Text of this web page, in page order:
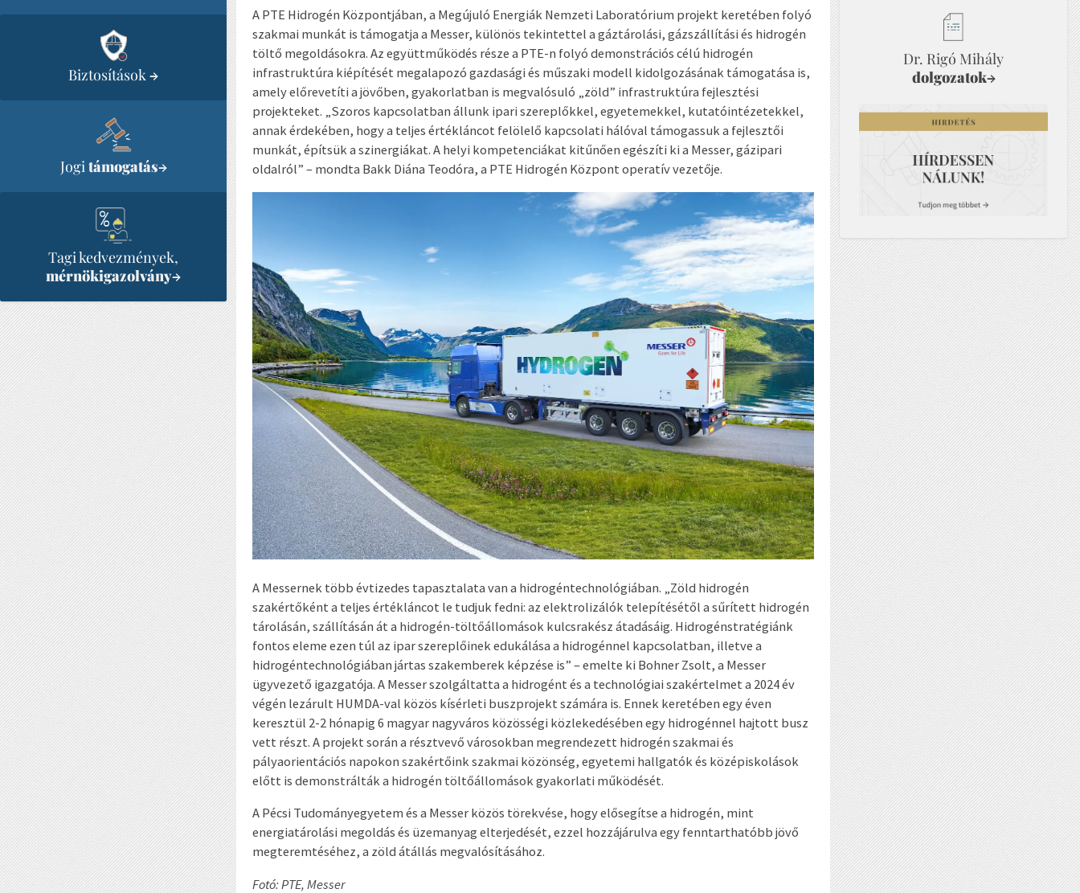
Biztosítások→
Jogi támogatás→
Tagi kedvezmények,
mérnökigazolvány→
A PTE Hidrogén Központjában, a Megújuló Energiák Nemzeti Laboratórium projekt keretében folyó
szakmai munkát is támogatja a Messer, különös tekintettel a gáztárolási, gázszállítási és hidrogén
töltő megoldásokra. Az együttműködés része a PTE-n folyó demonstrációs célú hidrogén
infrastruktúra kiépítését megalapozó gazdasági és műszaki modell kidolgozásának támogatása is,
amely előrevetíti a jövőben, gyakorlatban is megvalósuló „zöld” infrastruktúra fejlesztési
projekteket. „Szoros kapcsolatban állunk ipari szereplőkkel, egyetemekkel, kutatóintézetekkel,
annak érdekében, hogy a teljes értékláncot felölelő kapcsolati hálóval támogassuk a fejlesztői
munkát, építsük a szinergiákat. A helyi kompetenciákat kitűnően egészíti ki a Messer, gázipari
oldalról” – mondta Bakk Diána Teodóra, a PTE Hidrogén Központ operatív vezetője.
A Messernek több évtizedes tapasztalata van a hidrogéntechnológiában. „Zöld hidrogén
szakértőként a teljes értékláncot le tudjuk fedni: az elektrolizálók telepítésétől a sűrített hidrogén
tárolásán, szállításán át a hidrogén-töltőállomások kulcsrakész átadásáig. Hidrogénstratégiánk
fontos eleme ezen túl az ipar szereplőinek edukálása a hidrogénnel kapcsolatban, illetve a
hidrogéntechnológiában jártas szakemberek képzése is” – emelte ki Bohner Zsolt, a Messer
ügyvezető igazgatója. A Messer szolgáltatta a hidrogént és a technológiai szakértelmet a 2024 év
végén lezárult HUMDA-val közös kísérleti buszprojekt számára is. Ennek keretében egy éven
keresztül 2-2 hónapig 6 magyar nagyváros közösségi közlekedésében egy hidrogénnel hajtott busz
vett részt. A projekt során a résztvevő városokban megrendezett hidrogén szakmai és
pályaorientációs napokon szakértőink szakmai közönség, egyetemi hallgatók és középiskolások
előtt is demonstrálták a hidrogén töltőállomások gyakorlati működését.
A Pécsi Tudományegyetem és a Messer közös törekvése, hogy elősegítse a hidrogén, mint
energiatárolási megoldás és üzemanyag elterjedését, ezzel hozzájárulva egy fenntarthatóbb jövő
megteremtéséhez, a zöld átállás megvalósításához.
Fotó: PTE, Messer
Dr. Rigó Mihály
dolgozatok→